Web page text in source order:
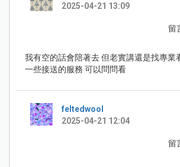
2025-04-21 13:09
留
我有空的話會陪著去 但老實講還是找專業
一些接送的服務 可以問問看
feltedwool
2025-04-21 12:04
留